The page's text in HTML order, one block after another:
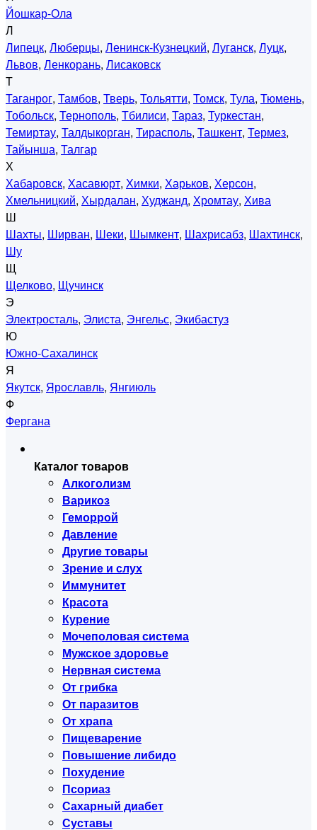
Йошкар-Ола
Л
Липецк, Люберцы, Ленинск-Кузнецкий, Луганск, Луцк,
Львов, Ленкорань, Лисаковск
Т
Таганрог, Тамбов, Тверь, Тольятти, Томск, Тула, Тюмень,
Тобольск, Тернополь, Тбилиси, Тараз, Туркестан,
Темиртау, Талдыкорган, Тирасполь, Ташкент, Термез,
Тайынша, Талгар
Х
Хабаровск, Хасавюрт, Химки, Харьков, Херсон,
Хмельницкий, Хырдалан, Худжанд, Хромтау, Хива
Ш
Шахты, Ширван, Шеки, Шымкент, Шахрисабз, Шахтинск,
Шу
Щ
Щелково, Щучинск
Э
Электросталь, Элиста, Энгельс, Экибастуз
Ю
Южно-Сахалинск
Я
Якутск, Ярославль, Янгиюль
Ф
Фергана
Каталог товаров
Алкоголизм
Варикоз
Геморрой
Давление
Другие товары
Зрение и слух
Иммунитет
Красота
Курение
Мочеполовая система
Мужское здоровье
Нервная система
От грибка
От паразитов
От храпа
Пищеварение
Повышение либидо
Похудение
Псориаз
Сахарный диабет
Суставы